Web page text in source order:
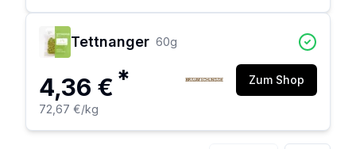
Tettnanger 60g
4,36 € *
72,67 €/kg
Zum Shop